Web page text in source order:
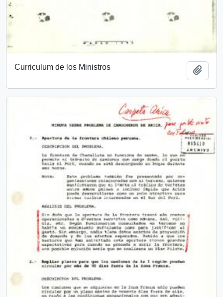
Curriculum de los Ministros